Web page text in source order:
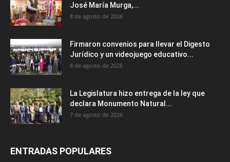
José María Murga,...
8 de agosto de 2026
Firmaron convenios para llevar el Digesto
Jurídico y un videojuego educativo...
8 de agosto de 2026
La Legislatura hizo entrega de la ley que
declara Monumento Natural...
7 de agosto de 2026
ENTRADAS POPULARES